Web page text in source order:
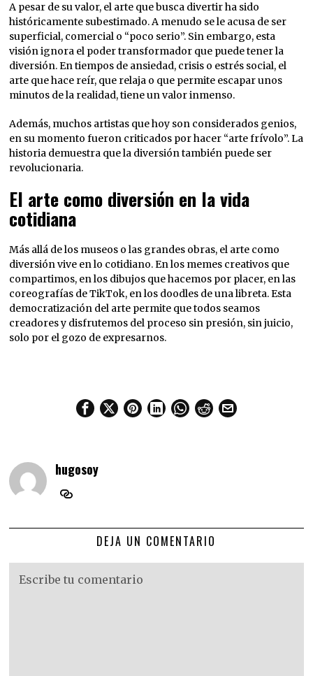
A pesar de su valor, el arte que busca divertir ha sido
históricamente subestimado. A menudo se le acusa de ser
superficial, comercial o “poco serio”. Sin embargo, esta
visión ignora el poder transformador que puede tener la
diversión. En tiempos de ansiedad, crisis o estrés social, el
arte que hace reír, que relaja o que permite escapar unos
minutos de la realidad, tiene un valor inmenso.
Además, muchos artistas que hoy son considerados genios,
en su momento fueron criticados por hacer “arte frívolo”. La
historia demuestra que la diversión también puede ser
revolucionaria.
El arte como diversión en la vida
cotidiana
Más allá de los museos o las grandes obras, el arte como
diversión vive en lo cotidiano. En los memes creativos que
compartimos, en los dibujos que hacemos por placer, en las
coreografías de TikTok, en los doodles de una libreta. Esta
democratización del arte permite que todos seamos
creadores y disfrutemos del proceso sin presión, sin juicio,
solo por el gozo de expresarnos.
hugosoy
DEJA UN COMENTARIO